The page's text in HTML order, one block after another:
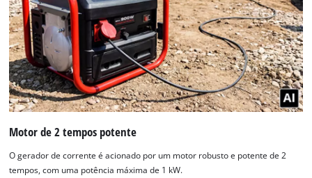
Motor de 2 tempos potente
O gerador de corrente é acionado por um motor robusto e potente de 2
tempos, com uma potência máxima de 1 kW.